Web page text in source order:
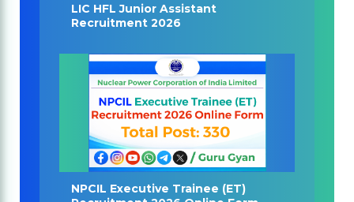
LIC HFL Junior Assistant
Recruitment 2026
NPCIL Executive Trainee (ET)